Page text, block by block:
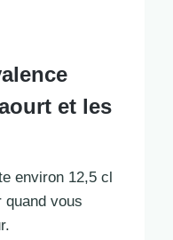
et les
environ 12,5 cl
quand vous